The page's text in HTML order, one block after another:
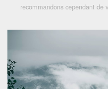
recommandons cependant de